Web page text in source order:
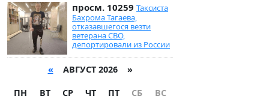
просм. 10259 Таксиста
Бахрома Тагаева,
отказавшегося везти
ветерана СВО,
депортировали из России
« АВГУСТ 2026 »
ПН ВТ СР ЧТ ПТ СБ
ВС